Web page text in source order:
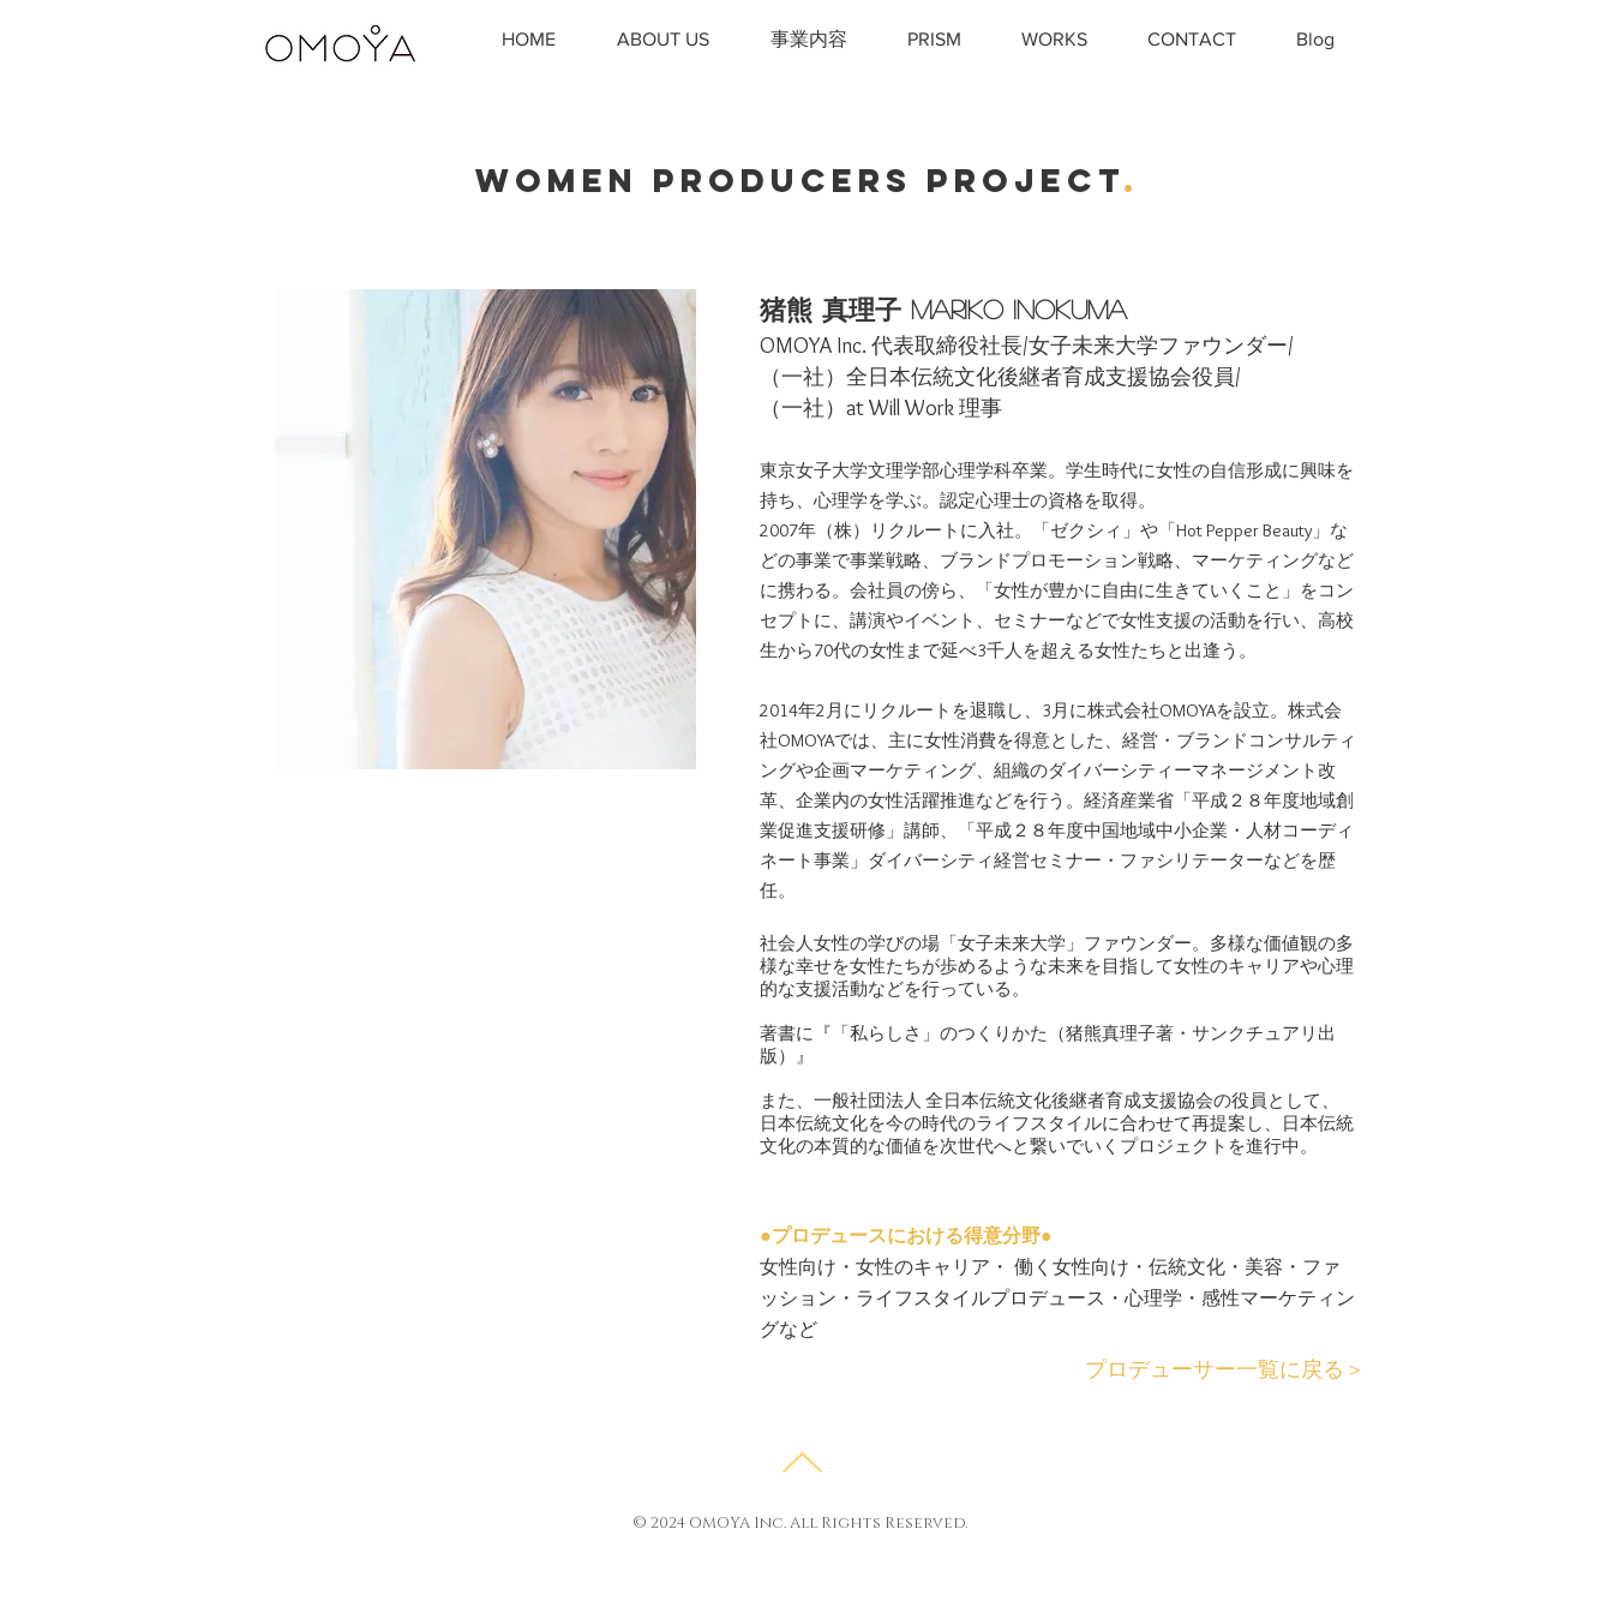
HOME ABOUT US 事業内容 PRISM WORKS CONTACT Blog
WOMEN PRODUCERS PROJECT.
猪熊 真理子 Mariko INokuma
OMOYA Inc. 代表取締役社長/女子未来大学ファウンダー/
（一社）全日本伝統文化後継者育成支援協会役員/
（一社）at Will Work 理事
東京女子大学文理学部心理学科卒業。学生時代に女性の自信形成に興味を
持ち、心理学を学ぶ。認定心理士の資格を取得。
2007年（株）リクルートに入社。「ゼクシィ」や「Hot Pepper Beauty」な
どの事業で事業戦略、ブランドプロモーション戦略、マーケティングなど
に携わる。会社員の傍ら、「女性が豊かに自由に生きていくこと」をコン
セプトに、講演やイベント、セミナーなどで女性支援の活動を行い、高校
生から70代の女性まで延べ3千人を超える女性たちと出逢う。
2014年2月にリクルートを退職し、3月に株式会社OMOYAを設立。株式会
社OMOYAでは、主に女性消費を得意とした、経営・ブランドコンサルティ
ングや企画マーケティング、組織のダイバーシティーマネージメント改
革、企業内の女性活躍推進などを行う。経済産業省「平成２８年度地域創
業促進⽀援研修」講師、「平成２８年度中国地域中⼩企業・⼈材コーディ
ネート事業」ダイバーシティ経営セミナー・ファシリテーターなどを歴
任。
社会人女性の学びの場「女子未来大学」ファウンダー。多様な価値観の多
様な幸せを女性たちが歩めるような未来を目指して女性のキャリアや心理
的な支援活動などを行っている。
​著書に『「私らしさ」のつくりかた（猪熊真理子著・サンクチュアリ出
版）』
また、一般社団法人 全日本伝統文化後継者育成支援協会の役員として、
日本伝統文化を今の時代のライフスタイルに合わせて再提案し、日本伝統
文化の本質的な価値を次世代へと繋いでいくプロジェクトを進行中。
●プロデュースにおける得意分野●
女性向け・女性のキャリア・ 働く女性向け・伝統文化・美容・ファ
ッション・ライフスタイルプロデュース・心理学・感性マーケティン
グなど
プロデューサー一覧に戻る＞
© 2024 OMOYA Inc. All Rights Reserved.